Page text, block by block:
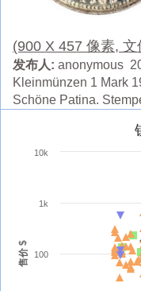
(900 X 457 像素,
发布人: anonymous
Kleinmünzen 1 Mark
Schöne Patina.